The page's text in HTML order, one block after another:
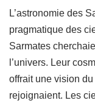
L’astronomie des
pragmatique des
Sarmates
l’univers. Leur
offrait une vision
rejoignaient. Les